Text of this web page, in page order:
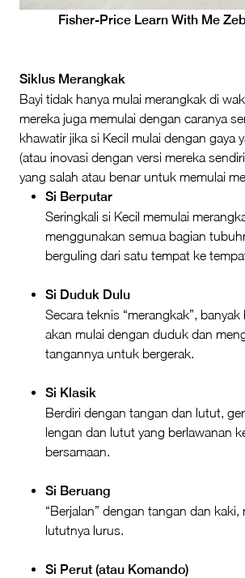
Fisher-Price Learn With Me
Siklus Merangkak
Bayi tidak hanya mulai merangkak di
mereka juga memulai dengan caranya
khawatir jika si Kecil mulai dengan gaya
(atau inovasi dengan versi mereka
yang salah atau benar untuk memulai
Si Berputar
Seringkali si Kecil memulai
menggunakan semua bagian
berguling dari satu tempat ke
Si Duduk Dulu
Secara teknis “merangkak”, banyak
akan mulai dengan duduk dan
tangannya untuk bergerak.
Si Klasik
Berdiri dengan tangan dan lutut,
lengan dan lutut yang berlawanan
bersamaan.
Si Beruang
“Berjalan” dengan tangan dan kaki,
lututnya lurus.
Si Perut (atau Komando)